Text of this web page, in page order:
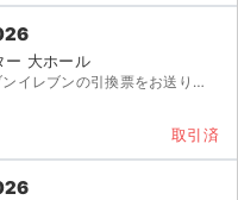
大ホール
[詳細] 階 列 〜 席の連番 未発券のためセブンイレブンの引換票をお送り致します。 定価 ...
取引済